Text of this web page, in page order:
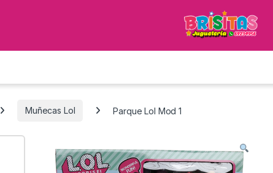
Muñecas Lol Parque Lol Mod 1